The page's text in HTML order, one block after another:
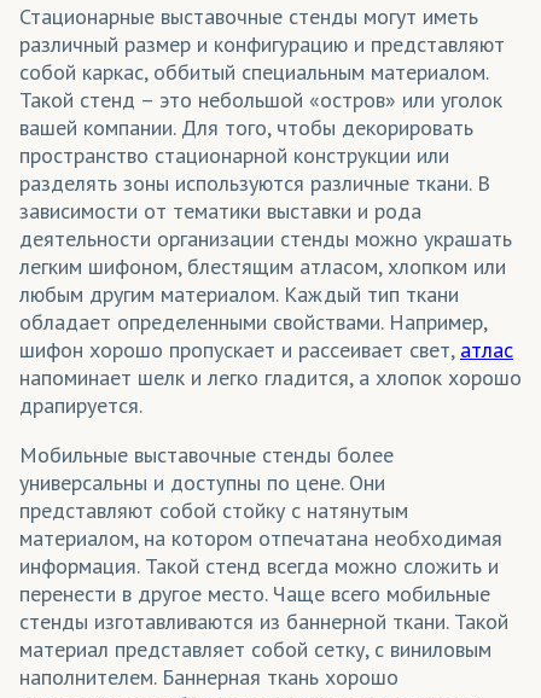
Стационарные выставочные стенды могут иметь
различный размер и конфигурацию и представляют
собой каркас, оббитый специальным материалом.
Такой стенд – это небольшой «остров» или уголок
вашей компании. Для того, чтобы декорировать
пространство стационарной конструкции или
разделять зоны используются различные ткани. В
зависимости от тематики выставки и рода
деятельности организации стенды можно украшать
легким шифоном, блестящим атласом, хлопком или
любым другим материалом. Каждый тип ткани
обладает определенными свойствами. Например,
шифон хорошо пропускает и рассеивает свет, атлас
напоминает шелк и легко гладится, а хлопок хорошо
драпируется.
Мобильные выставочные стенды более
универсальны и доступны по цене. Они
представляют собой стойку с натянутым
материалом, на котором отпечатана необходимая
информация. Такой стенд всегда можно сложить и
перенести в другое место. Чаще всего мобильные
стенды изготавливаются из баннерной ткани. Такой
материал представляет собой сетку, с виниловым
наполнителем. Баннерная ткань хорошо